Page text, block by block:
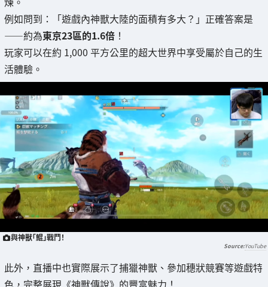
例如問到：「遊戲內神獸大陸的面積有多大？」正確答案是
——約為東京23區的1.6倍 ！
玩家可以在約 1,000 平方公里的超大世界中享受屬於自己的生
活體驗。
與神獸「鯤」戰鬥！
YouTube
此外，直播中也實際展示了捕獵神獸、參加穗狀競賽等遊戲特